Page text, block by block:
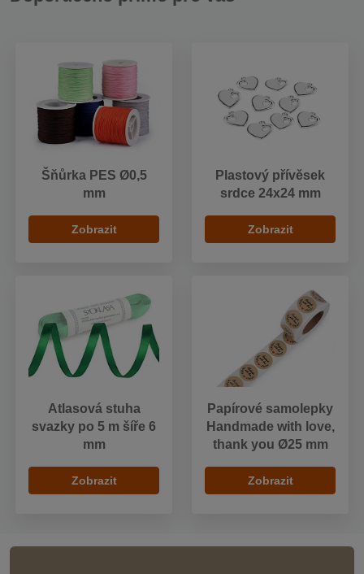
Šňůrka PES Ø0,5
mm
Zobrazit
Plastový přívěsek
srdce 24x24 mm
Zobrazit
Atlasová stuha
svazky po 5 m šíře 6
mm
Zobrazit
Papírové samolepky
Handmade with love,
thank you Ø25 mm
Zobrazit